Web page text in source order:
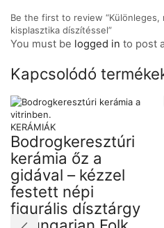
Be the first to review “Különleges,
kisplasztika díszítéssel”
You must be logged in to post
Kapcsolódó
KERÁMIÁK
Bodrogkeresztúri
kerámia őz a
gidával – kézzel
festett népi
figurális dísztárgy